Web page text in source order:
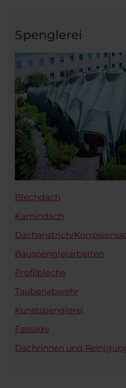
Spenglerei
Blechdach
Kamindach
Dachanstrich/
Bauspenglerarbeiten
Profilbleche
Taubenabwehr
Kunstspenglerei
Fassade
Dachrinnen und